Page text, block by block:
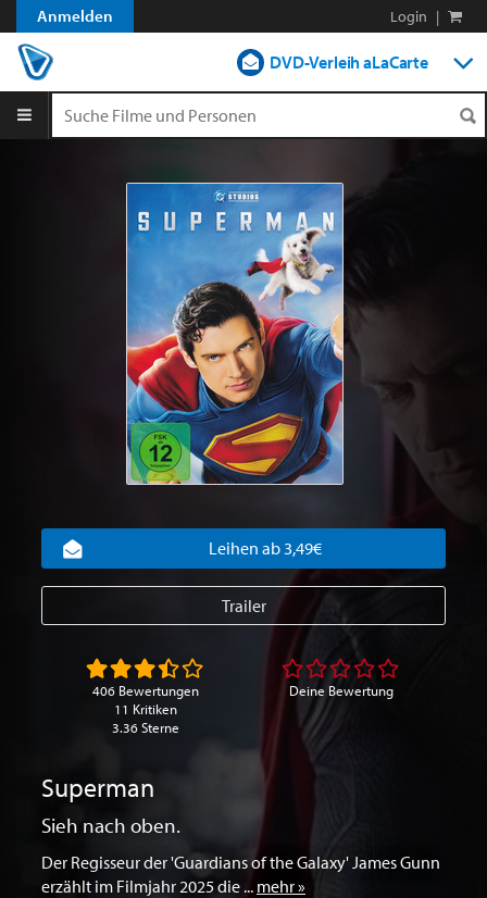
Anmelden Login |
DVD-Verleih aLaCarte
Shop
Blog
Superman
Sieh nach oben.
Der Regisseur der 'Guardians of the Galaxy' James Gunn
erzählt im Filmjahr 2025 die ... mehr »
Leihen ab 3,49€
Trailer
406 Bewertungen
11 Kritiken
3.36 Sterne
Deine Bewertung